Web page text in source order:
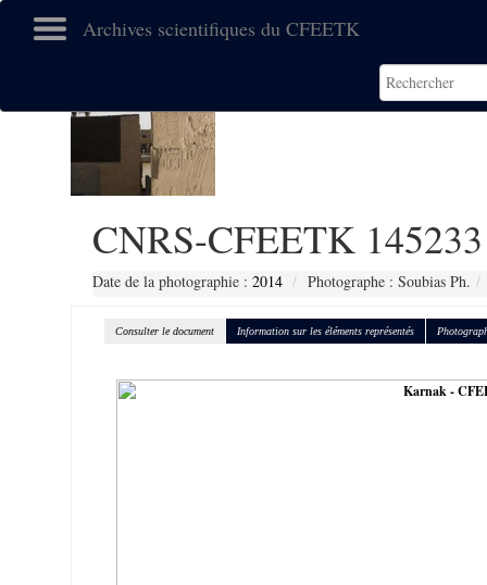
Archives scientifiques du CFEETK
CNRS-CFEETK 145233
Date de la photographie : 2014 Photographe : Soubias Ph.
Consulter le document Information sur les éléments représentés